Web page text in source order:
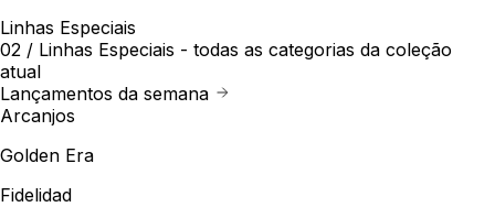
Linhas Especiais
02 / Linhas Especiais - todas as categorias da coleção
atual
Lançamentos da semana
Arcanjos
Golden Era
Fidelidad